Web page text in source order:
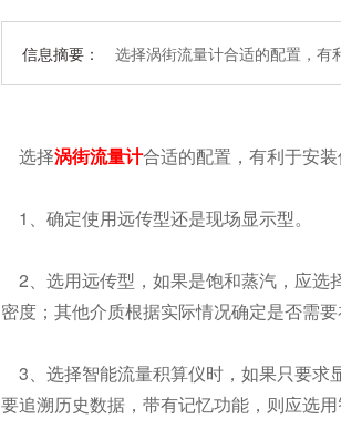
信息摘要： 选择涡街流量计合适的配置，有
选择涡街流量计合适的配置，有利于安
1、确定使用远传型还是现场显示型。
2、选用远传型，如果是饱和蒸汽，应选
密度；其他介质根据实际情况确定是否需要
3、选择智能流量积算仪时，如果只要求
要追溯历史数据，带有记忆功能，则应选用